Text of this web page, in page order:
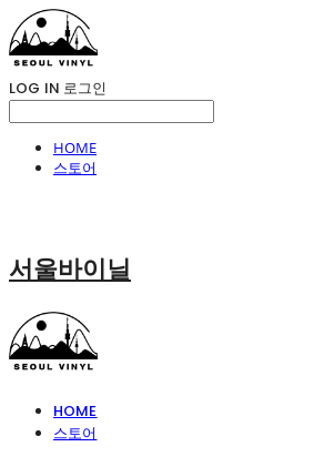
LOG IN 로그인
HOME
스토어
서울바이닐
HOME
스토어